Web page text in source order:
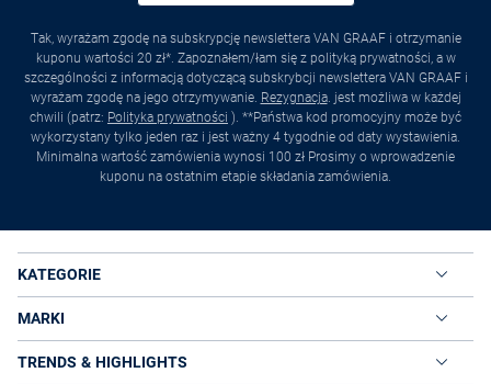
Tak, wyrażam zgodę na subskrypcję newslettera VAN GRAAF i otrzymanie
kuponu wartości 20 zł*. Zapoznałem/łam się z polityką prywatności, a w
szczególności z informacją dotyczącą subskrybcji newslettera VAN GRAAF i
wyrażam zgodę na jego otrzymywanie. Rezygnacja. jest możliwa w każdej
chwili (patrz: Polityka prywatności ). **Państwa kod promocyjny może być
wykorzystany tylko jeden raz i jest ważny 4 tygodnie od daty wystawienia.
Minimalna wartość zamówienia wynosi 100 zł Prosimy o wprowadzenie
kuponu na ostatnim etapie składania zamówienia.
KATEGORIE
MARKI
TRENDS & HIGHLIGHTS